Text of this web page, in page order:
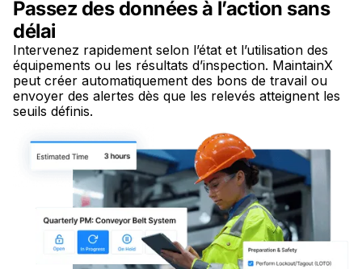
Passez des données à l’action sans
délai
Intervenez rapidement selon l’état et l’utilisation des
équipements ou les résultats d’inspection. MaintainX
peut créer automatiquement des bons de travail ou
envoyer des alertes dès que les relevés atteignent les
seuils définis.